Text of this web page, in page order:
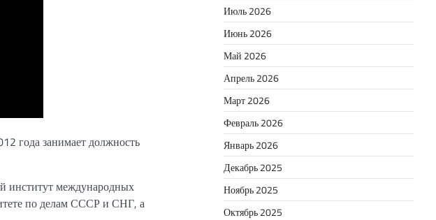
года занимает должность
институт международных
по делам СССР и СНГ, а
Июль 2026
Июнь 2026
Май 2026
Апрель 2026
Март 2026
Февраль 2026
Январь 2026
Декабрь 2025
Ноябрь 2025
Октябрь 2025